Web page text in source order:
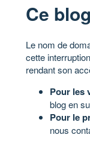
Ce
Le nom de
cette
rendant son
Pour les
blog en
Pour le
nous